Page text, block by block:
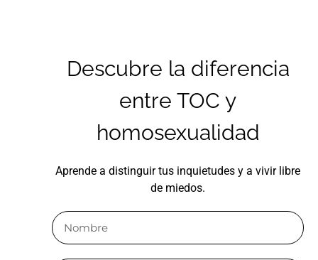
Descubre la diferencia
entre TOC y
homosexualidad
Aprende a distinguir tus inquietudes y a vivir libre
de miedos.